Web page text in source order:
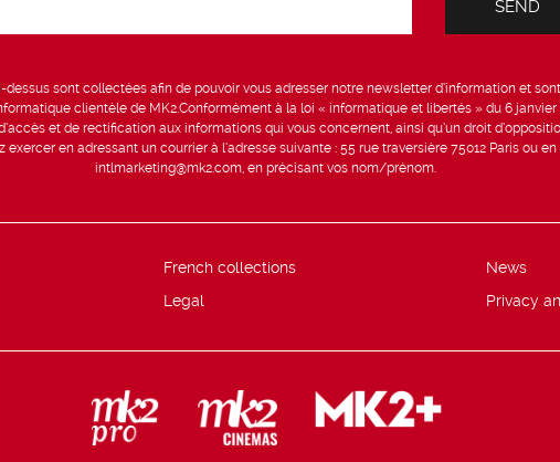
sont collectées afin de pouvoir vous adresser notre newsletter d’information et
clientèle de MK2.Conformément à la loi « informatique et libertés » du 6 janvier
d’accès et de rectification aux informations qui vous concernent, ainsi qu’un droit
exercer en adressant un courrier à l’adresse suivante : 55 rue traversière 75012 Paris ou
intlmarketing@mk2.com, en précisant vos nom/prénom.
French collections
News
Legal Privacy